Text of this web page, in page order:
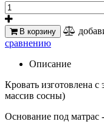
В корзину
сравнению
Описание
Кровать изготовлена с
массив сосны)
Основание под матрас